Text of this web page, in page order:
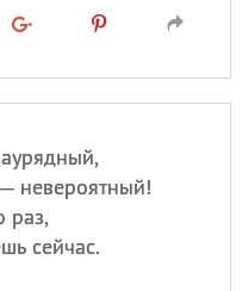
невероятный!
раз,
сейчас.